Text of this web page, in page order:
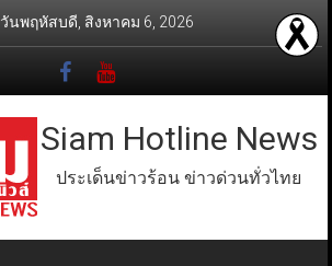
วันพฤหัสบดี, สิงหาคม 6, 2026
Siam Hotline News
ประเด็นข่าวร้อน ข่าวด่วนทั่วไทย